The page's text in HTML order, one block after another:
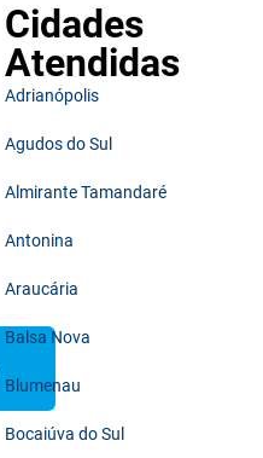
Cidades
Atendidas
Adrianópolis
Agudos do Sul
Almirante Tamandaré
Antonina
Araucária
Balsa Nova
Blumenau
Bocaiúva do Sul